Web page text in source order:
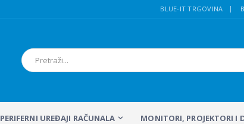
BLUE-IT TRGOVINA
PERIFERNI UREĐAJI RAČUNALA MONITORI, PROJEKTORI I